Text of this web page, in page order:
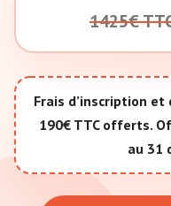
1425€
Frais d’inscription
190€ TTC offerts.
au 31